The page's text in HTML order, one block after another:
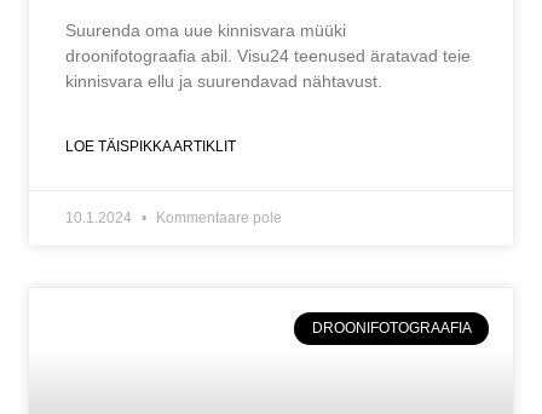
Suurenda oma uue kinnisvara müüki
droonifotograafia abil. Visu24 teenused äratavad teie
kinnisvara ellu ja suurendavad nähtavust.
LOE TÄISPIKKA ARTIKLIT
10.1.2024 Kommentaare pole
DROONIFOTOGRAAFIA